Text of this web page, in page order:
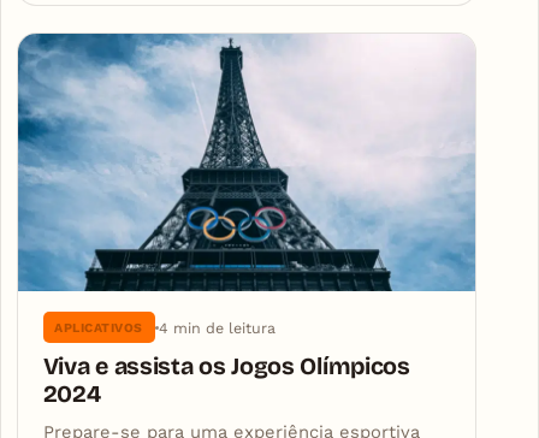
APLICATIVOS 4 min de leitura
Viva e assista os Jogos Olímpicos
2024
Prepare-se para uma experiência esportiva